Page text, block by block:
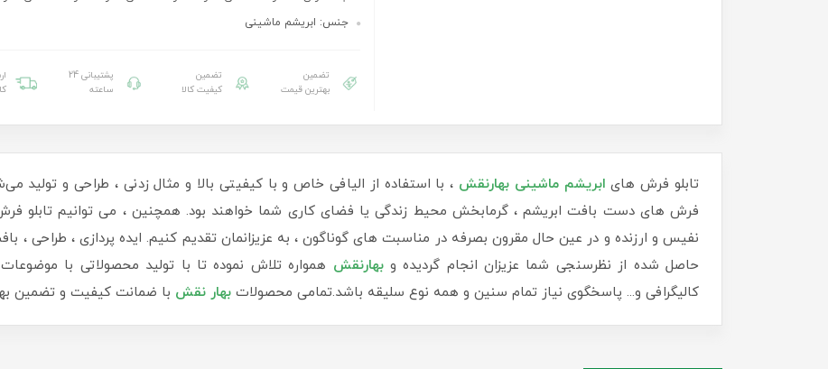
جنس: ابریشم ماشینی
تضمین
بهترین قیمت
تضمین
کیفیت کالا
پشتیبانی 24
ساعته
تابلو فرش های ابریشم ماشینی بهارنقش ، با استفاده از الیافی خاص و با کیفیتی بالا و مثال زدنی ، طراحی و تولید
فرش های دست بافت ابریشم ، گرمابخش محیط زندگی یا فضای کاری شما خواهند بود. همچنین ، می توانیم تابلو
نفیس و ارزنده و در عین حال مقرون بصرفه در مناسبت های گوناگون ، به عزیزانمان تقدیم کنیم. ایده پردازی ، طراحی ،
حاصل شده از نظرسنجی شما عزیزان انجام گردیده وبهارنقش همواره تلاش نموده تا با تولید محصولاتی با
کالیگرافی و... پاسخگوی نیاز تمام سنین و همه نوع سلیقه باشد.تمامی محصولات بهار نقش با ضمانت کیفیت و تضمین